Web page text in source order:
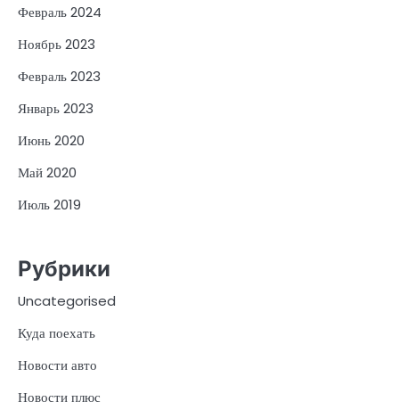
Февраль 2024
Ноябрь 2023
Февраль 2023
Январь 2023
Июнь 2020
Май 2020
Июль 2019
Рубрики
Uncategorised
Куда поехать
Новости авто
Новости плюс